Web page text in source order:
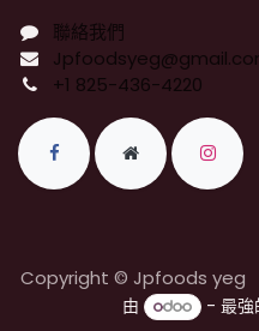
聯絡我們
+1 825-436-4220
Copyright © Jpfoods yeg
由
- 最強